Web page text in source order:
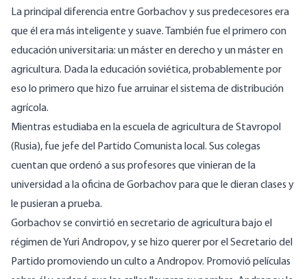
La principal diferencia entre Gorbachov y sus predecesores era
que él era más inteligente y suave. También fue el primero con
educación universitaria: un máster en derecho y un máster en
agricultura. Dada la educación soviética, probablemente por
eso lo primero que hizo fue arruinar el sistema de distribución
agrícola.
Mientras estudiaba en la escuela de agricultura de Stavropol
(Rusia), fue jefe del Partido Comunista local. Sus colegas
cuentan que ordenó a sus profesores que vinieran de la
universidad a la oficina de Gorbachov para que le dieran clases y
le pusieran a prueba.
Gorbachov se convirtió en secretario de agricultura bajo el
régimen de Yuri Andropov, y se hizo querer por el Secretario del
Partido promoviendo un culto a Andropov. Promovió películas